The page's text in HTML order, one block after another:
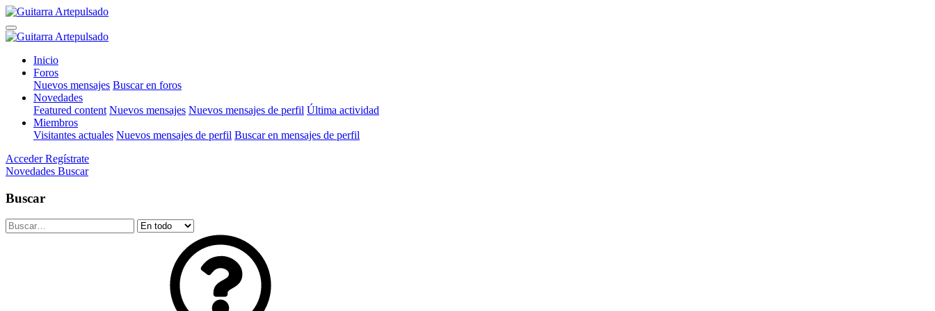
Inicio
Foros
Nuevos mensajes Buscar en foros
Novedades
Featured content Nuevos mensajes Nuevos mensajes de perfil Última actividad
Miembros
Visitantes actuales Nuevos mensajes de perfil Buscar en mensajes de perfil
Acceder Regístrate
Novedades Buscar
Buscar